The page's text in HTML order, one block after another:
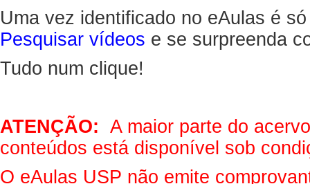
Uma vez identificado no eAulas é
Pesquisar vídeos e se surpreenda
Tudo num clique!
ATENÇÃO: A maior parte do
conteúdos está disponível sob
O eAulas USP não emite